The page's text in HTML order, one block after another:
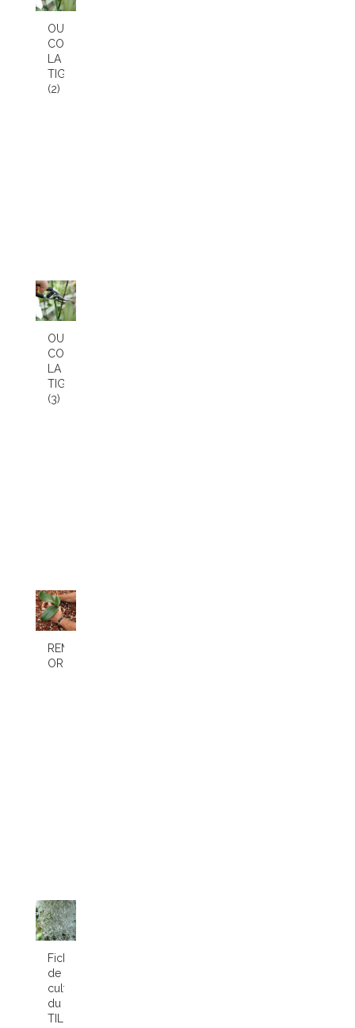
OU
COUPER
LA
TIGE
(2)
OU
COUPER
LA
TIGE
(3)
REMPOTAGE
ORCHIDEE
Fiche
de
culture
du
TILLANDSIA...